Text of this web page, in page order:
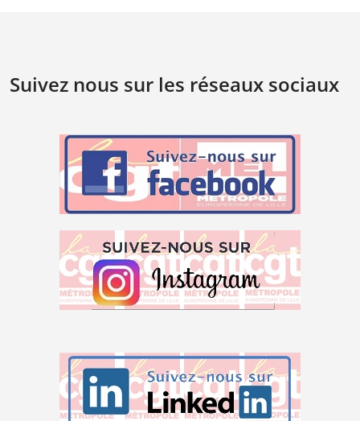
Suivez nous sur les réseaux sociaux